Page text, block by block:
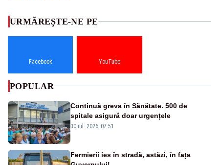
URMĂREȘTE-NE PE
Facebook YouTube
POPULAR
Continuă greva în Sănătate. 500 de
spitale asigură doar urgențele
30 iul. 2026, 07:51
Fermierii ies în stradă, astăzi, în fața